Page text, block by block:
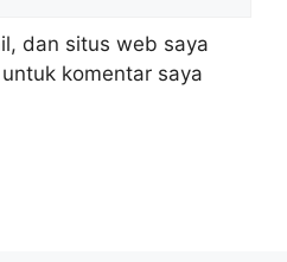
dan situs web saya
komentar saya